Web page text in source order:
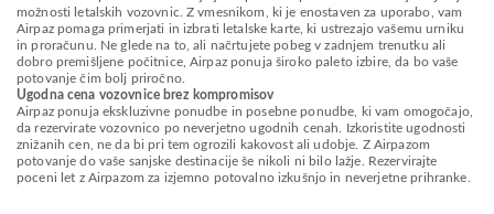
možnosti letalskih vozovnic. Z vmesnikom, ki je enostaven za uporabo, vam
Airpaz pomaga primerjati in izbrati letalske karte, ki ustrezajo vašemu urniku
in proračunu. Ne glede na to, ali načrtujete pobeg v zadnjem trenutku ali
dobro premišljene počitnice, Airpaz ponuja široko paleto izbire, da bo vaše
potovanje čim bolj priročno.
Ugodna cena vozovnice brez kompromisov
Airpaz ponuja ekskluzivne ponudbe in posebne ponudbe, ki vam omogočajo,
da rezervirate vozovnico po neverjetno ugodnih cenah. Izkoristite ugodnosti
znižanih cen, ne da bi pri tem ogrozili kakovost ali udobje. Z Airpazom
potovanje do vaše sanjske destinacije še nikoli ni bilo lažje. Rezervirajte
poceni let z Airpazom za izjemno potovalno izkušnjo in neverjetne prihranke.